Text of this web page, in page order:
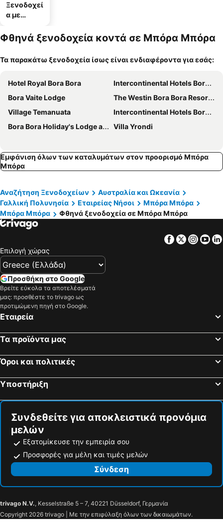
Ξενοδοχεί
α με
Φθηνά ξενοδοχεία κοντά σε Μπόρα Μπόρα
Τα παρακάτω ξενοδοχεία ίσως είναι ενδιαφέροντα για εσάς:
Hotel Royal Bora Bora
Intercontinental Hotels Bora Bora Resort Thalasso Spa By Ihg
Bora Vaite Lodge
The Westin Bora Bora Resort & Spa
Village Temanuata
Intercontinental Hotels Bora Bora Le Moana Resort By Ihg
Bora Bora Holiday's Lodge and Villa
Villa Yrondi
Εμφάνιση όλων των καταλυμάτων στον προορισμό Μπόρα
Μπόρα
Αναζήτηση Ξενοδοχείων
Αυστραλία και Ωκεανία
Γαλλική Πολυνησία
Εταιρείας Νήσοι
Μπόρα Μπόρα
Μπόρα Μπόρα
Φθηνά ξενοδοχεία σε Μπόρα Μπόρα
Facebook
Twitter
Επιλογή χώρας
Προσθήκη στο Google
Βρείτε εύκολα τα αποτελέσματά
μας: προσθέστε το trivago ως
προτιμώμενη πηγή στο Google.
Εταιρεία
Τα προϊόντα μας
Όροι και πολιτικές
Υποστήριξη
Συνδεθείτε για αποκλειστικά προνόμια
μελών
Εξατομίκευσε την εμπειρία σου
Προσφορές για μέλη και τιμές μελών
Σύνδεση
trivago N.V., Kesselstraße 5 – 7, 40221 Düsseldorf, Γερμανία
Copyright 2026 trivago | Με την επιφύλαξη όλων των δικαιωμάτων.